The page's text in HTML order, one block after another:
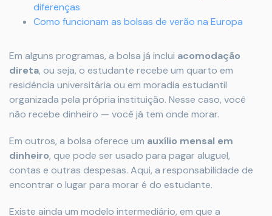
diferenças
Como funcionam as bolsas de verão na Europa
Em alguns programas, a bolsa já inclui acomodação
direta, ou seja, o estudante recebe um quarto em
residência universitária ou em moradia estudantil
organizada pela própria instituição. Nesse caso, você
não recebe dinheiro — você já tem onde morar.
Em outros, a bolsa oferece um auxílio mensal em
dinheiro, que pode ser usado para pagar aluguel,
contas e outras despesas. Aqui, a responsabilidade de
encontrar o lugar para morar é do estudante.
Existe ainda um modelo intermediário, em que a